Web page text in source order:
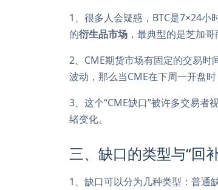
1、很多人会疑惑，BTC是7×24小
的衍生品市场 ，最典型的是芝加
2、CME期货市场有固定的交易时
波动，那么当CME在下周一开盘
3、这个“CME缺口”被许多交易
绪变化。
三、缺口的类型与“回
1、缺口可以分为几种类型：普通